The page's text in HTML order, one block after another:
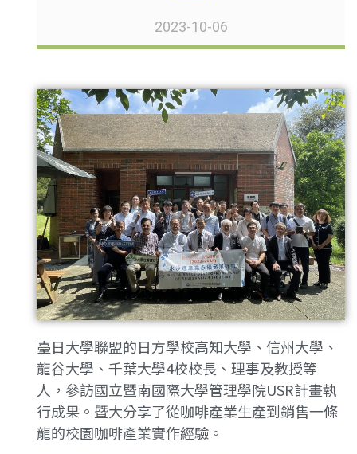
2023-10-06
臺日大學聯盟的日方學校高知大學、信州大學、
龍谷大學、千葉大學4校校長、理事及教授等
人，參訪國立暨南國際大學管理學院USR計畫執
行成果。暨大分享了從咖啡產業生產到銷售一條
龍的校園咖啡產業實作經驗。